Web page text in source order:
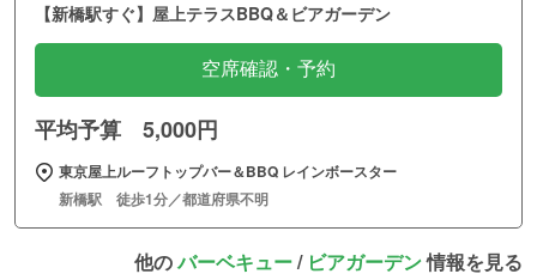
【新橋駅すぐ】屋上テラスBBQ＆ビアガーデン
空席確認・予約
平均予算 5,000円
東京屋上ルーフトップバー＆BBQ レインボースター
新橋駅 徒歩1分／都道府県不明
他のバーベキュー/ ビアガーデン情報を見る